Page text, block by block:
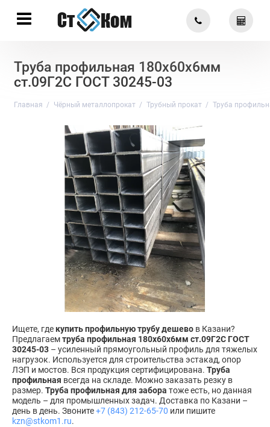
Труба профильная 180х60х6мм
ст.09Г2С ГОСТ 30245-03
Главная Чёрный металлопрокат Трубный прокат Труба
Ищете, где купить профильную трубу дешево в Казани?
Предлагаемтруба профильная 180х60х6мм ст.09Г2С ГОСТ
30245-03 – усиленный прямоугольный профиль для тяжелых
нагрузок. Используется для строительства эстакад, опор
ЛЭП и мостов. Вся продукция сертифицирована. Труба
профильная всегда на складе. Можно заказать резку в
размер. Труба профильная для забора тоже есть, но данная
модель – для промышленных задач. Доставка по Казани –
день в день. Звоните+7 (843) 212-65-70 или пишите
kzn@stkom1.ru.